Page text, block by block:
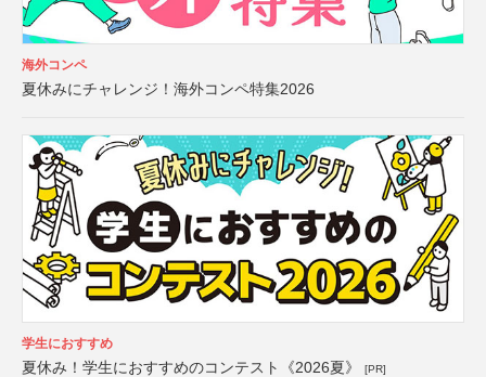
海外コンペ
夏休みにチャレンジ！海外コンペ特集2026
学生におすすめ
夏休み！学生におすすめのコンテスト《2026夏》 [PR]